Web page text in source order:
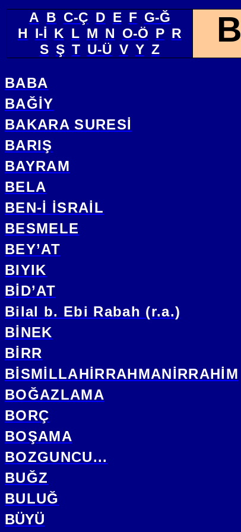
A B C-Ç D E F G-Ğ
H I-İ K L M N O-Ö P R
S Ş T U-Ü V Y Z
B
BABA
BAĞİY
BAKARA SURESİ
BARIŞ
BAYRAM
BELA
BEN-İ İSRAİL
BESMELE
BEY’AT
BIYIK
BİD’AT
Bilal b. Ebi Rabah (r.a.)
BİNEK
BİRR
BİSMİLLAHİRRAHMANİRRAHİM
BOĞAZLAMA
BORÇ
BOŞAMA
BOZGUNCU...
BUĞZ
BULUĞ
BÜYÜ